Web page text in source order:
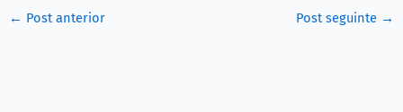
← Post anterior Post seguinte →